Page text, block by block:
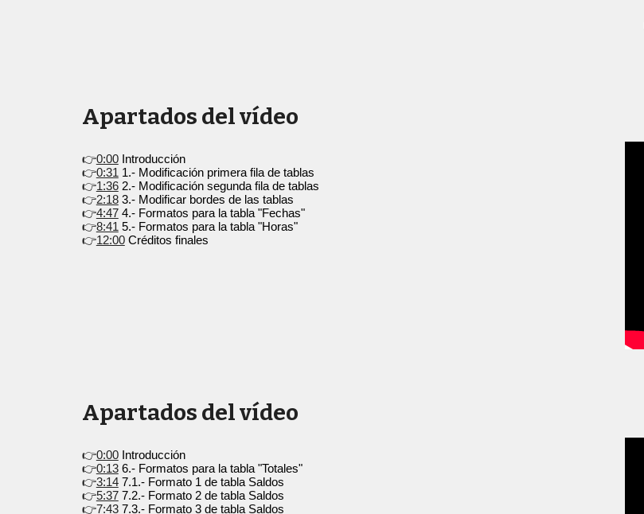
Apartados del vídeo
👉0:00Introducción
👉0:31 1.- Modificación primera fila de tablas
👉1:362.- Modificación segunda fila de tablas
👉2:183.- Modificar bordes de las tablas
👉4:474.- Formatos para la tabla "Fechas"
👉8:41 5.- Formatos para la tabla "Horas"
👉12:00Créditos finales
Apartados del vídeo
👉0:00Introducción
👉0:136.- Formatos para la tabla "Totales"
👉3:147.1.- Formato 1 de tabla Saldos
👉5:377.2.- Formato 2 de tabla Saldos
👉7:437.3.- Formato 3 de tabla Saldos